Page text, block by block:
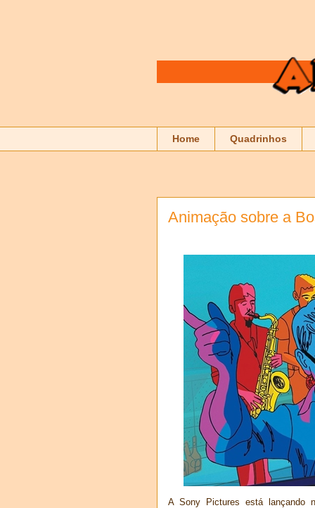
Home Quadrinhos
Animação sobre a
A Sony Pictures está lançando